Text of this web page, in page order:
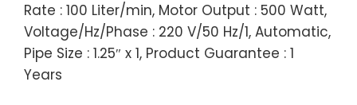
Rate : 100 Liter/min, Motor Output : 500 Watt,
Voltage/Hz/Phase : 220 V/50 Hz/1, Automatic,
Pipe Size : 1.25″ x 1, Product Guarantee : 1
Years